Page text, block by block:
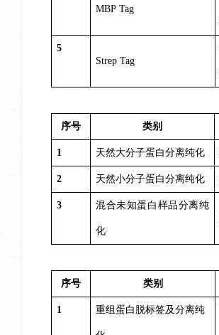
MBP Tag
5
Strep Tag
序号 类别
1 天然大分子蛋白分离纯化
2 天然小分子蛋白分离纯化
3 混合未知蛋白样品分离纯
化
序号 类别
1 重组蛋白脱标签及分离纯